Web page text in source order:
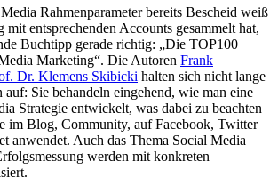
Rahmenparameter bereits Bescheid weiß
mit entsprechenden Accounts gesammelt hat,
Buchtipp gerade richtig: „Die TOP100
Marketing“. Die Autoren Frank
Dr. Klemens Skibicki halten sich nicht lange
Sie behandeln eingehend, wie man eine
Strategie entwickelt, was dabei zu beachten
im Blog, Community, auf Facebook, Twitter
anwendet. Auch das Thema Social Media
werden mit konkreten